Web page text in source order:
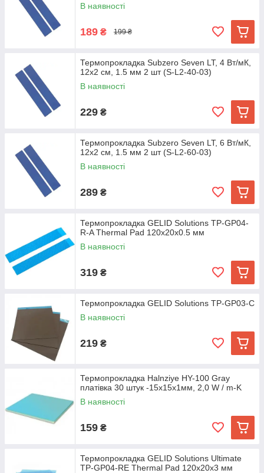
В наявності
189 ₴ 199 ₴
Термопрокладка Subzero Seven LT, 4 Вт/мК,
12х2 см, 1.5 мм 2 шт (S-L2-40-03)
В наявності
229 ₴
Термопрокладка Subzero Seven LT, 6 Вт/мК,
12х2 см, 1.5 мм 2 шт (S-L2-60-03)
В наявності
289 ₴
Термопрокладка GELID Solutions TP-GP04-
R-A Thermal Pad 120x20x0.5 мм
В наявності
319 ₴
Термопрокладка GELID Solutions TP-GP03-C
В наявності
219 ₴
Термопрокладка Halnziye HY-100 Gray
платівка 30 штук -15х15х1мм, 2,0 W / m-K
В наявності
159 ₴
Термопрокладка GELID Solutions Ultimate
TP-GP04-RE Thermal Pad 120x20x3 мм